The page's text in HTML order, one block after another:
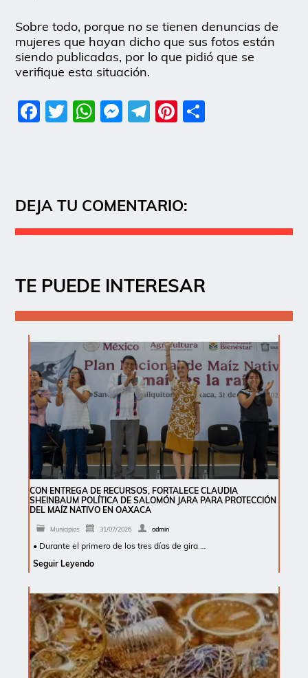
Sobre todo, porque no se tienen denuncias de
mujeres que hayan dicho que sus fotos están
siendo publicadas, por lo que pidió que se
verifique esta situación.
Facebook
Twitter
WhatsApp
Messenger
Telegram
Pinterest
DEJA TU COMENTARIO:
TE PUEDE INTERESAR
CON ENTREGA DE RECURSOS, FORTALECE CLAUDIA
SHEINBAUM POLÍTICA DE SALOMÓN JARA PARA PROTECCIÓN
DEL MAÍZ NATIVO EN OAXACA
Municipios 31/07/2026 admin
• Durante el primero de los tres días de gira …
Seguir Leyendo